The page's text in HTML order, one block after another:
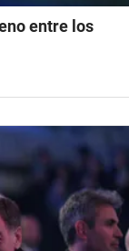
entre los